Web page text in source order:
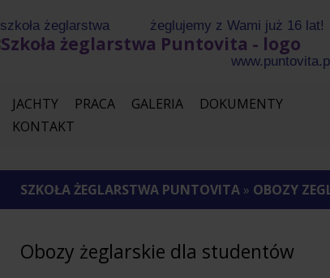
szkoła żeglarstwa żeglujemy z Wami już 16 lat!
JACHTY PRACA GALERIA
DOKUMENTY
KONTAKT
SZKOŁA ŻEGLARSTWA PUNTOVITA » OBOZY
Obozy żeglarskie dla studentów